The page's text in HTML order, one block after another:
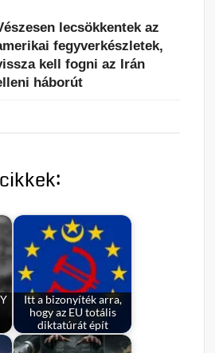
lecsökkentek az
fegyverkészletek,
kell fogni az Irán
háborút
Itt a bizonyíték arra,
hogy az EU totális
diktatúrát épít